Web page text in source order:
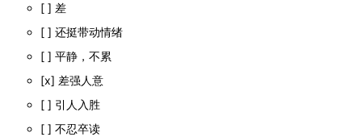
[ ] 差
[ ] 还挺带动情绪
[ ] 平静，不累
[x] 差强人意
[ ] 引人入胜
[ ] 不忍卒读